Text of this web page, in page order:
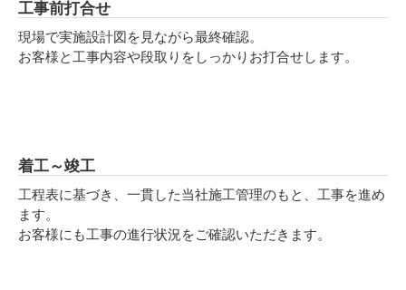
工事前打合せ
現場で実施設計図を見ながら最終確認。
お客様と工事内容や段取りをしっかりお打合せします。
着工～竣工
工程表に基づき、一貫した当社施工管理のもと、工事を進め
ます。
お客様にも工事の進行状況をご確認いただきます。